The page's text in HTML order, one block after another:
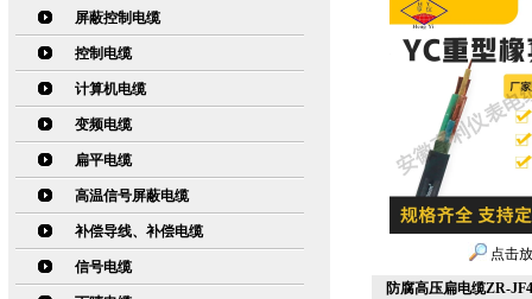
屏蔽控制电缆
控制电缆
计算机电缆
变频电缆
扁平电缆
高温信号屏蔽电缆
补偿导线、补偿电缆
信号电缆
点击
防腐高压扁电缆ZR-